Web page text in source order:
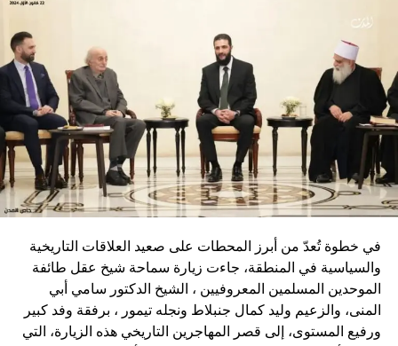
في خطوة تُعدّ من أبرز المحطات على صعيد العلاقات التاريخية
والسياسية في المنطقة، جاءت زيارة سماحة شيخ عقل طائفة
الموحدين المسلمين المعروفيين ، الشيخ الدكتور سامي أبي
المنى، والزعيم وليد كمال جنبلاط ونجله تيمور ، برفقة وفد كبير
ورفيع المستوى، إلى قصر المهاجرين التاريخي هذه الزيارة، التي